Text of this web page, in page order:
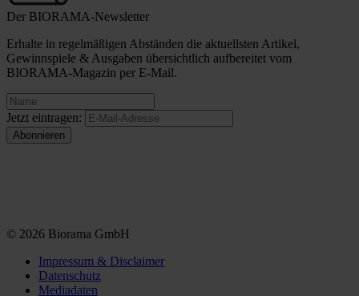
Der BIORAMA-Newsletter
Erhalte in regelmäßigen Abständen die aktuellsten Artikel,
Gewinnspiele & Ausgaben übersichtlich aufbereitet vom
BIORAMA-Magazin per E-Mail.
Jetzt eintragen:
© 2026 Biorama GmbH
Impressum & Disclaimer
Datenschutz
Mediadaten